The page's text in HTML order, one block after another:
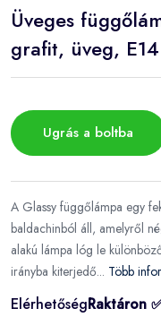
Üveges
grafit, üveg, E14
Ugrás a boltba
A Glassy függőlámpa egy
baldachinból áll, amelyről
alakú lámpa lóg le
irányba kiterjedő... Több
ElérhetőségRaktáron